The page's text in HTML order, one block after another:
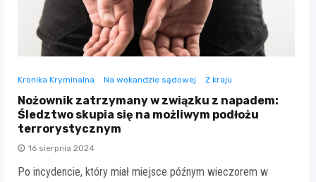
Kronika Kryminalna Na wokandzie sądowej Z kraju
Nożownik zatrzymany w związku z napadem:
Śledztwo skupia się na możliwym podłożu
terrorystycznym
16 sierpnia 2024
Po incydencie, który miał miejsce późnym wieczorem w